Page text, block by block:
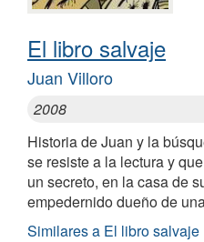
El libro salvaje
Juan Villoro
2008
Historia de Juan y la
se resiste a la lectura y
un secreto, en la casa de
empedernido dueño de
Similares a El libro salvaje